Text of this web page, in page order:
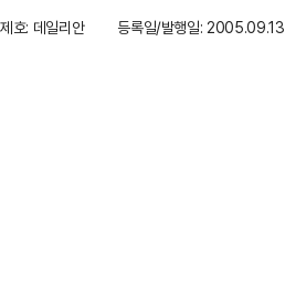
제호: 데일리안
등록일/발행일: 2005.09.13